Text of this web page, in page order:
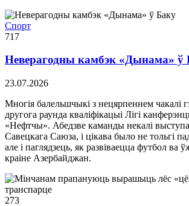
Спорт
717
Неверагодны камбэк «Дынама» ў
23.07.2026
Многія балельшчыкі з нецярпеннем чакалі
другога раунда кваліфікацыі Лігі
«Нефтчы». Абедзве каманды некалі
Савецкага Саюза, і цікава было не тольгі
але і паглядзець, як развіваецца футбол ва
краіне Азербайджан.
273